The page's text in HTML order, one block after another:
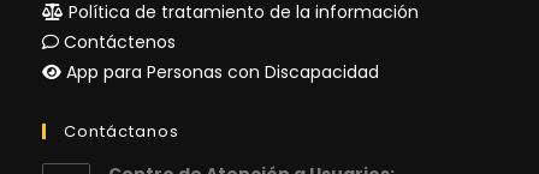
Política de tratamiento de la información
Contáctenos
App para Personas con Discapacidad
Contáctanos